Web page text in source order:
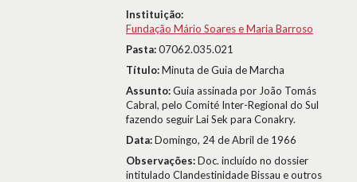
Instituição:
Fundação Mário Soares e Maria Barroso
Pasta:07062.035.021
Título:Minuta de Guia de Marcha
Assunto:Guia assinada por João Tomás
Cabral, pelo Comité Inter-Regional do Sul
fazendo seguir Lai Sek para Conakry.
Data:Domingo, 24 de Abril de 1966
Observações:Doc. incluído no dossier
intitulado Clandestinidade Bissau e outros